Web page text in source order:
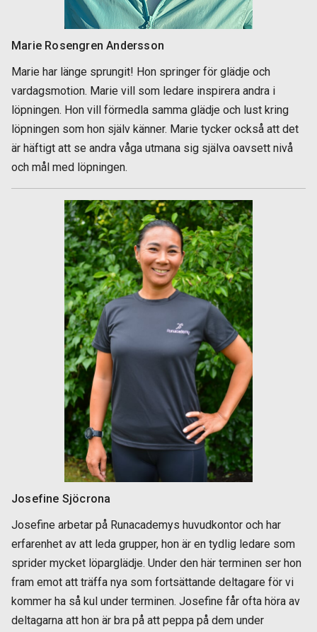
Marie Rosengren Andersson
Marie har länge sprungit! Hon springer för glädje och
vardagsmotion. Marie vill som ledare inspirera andra i
löpningen. Hon vill förmedla samma glädje och lust kring
löpningen som hon själv känner. Marie tycker också att det
är häftigt att se andra våga utmana sig själva oavsett nivå
och mål med löpningen.
Josefine Sjöcrona
Josefine arbetar på Runacademys huvudkontor och har
erfarenhet av att leda grupper, hon är en tydlig ledare som
sprider mycket löparglädje. Under den här terminen ser hon
fram emot att träffa nya som fortsättande deltagare för vi
kommer ha så kul under terminen. Josefine får ofta höra av
deltagarna att hon är bra på att peppa på dem under